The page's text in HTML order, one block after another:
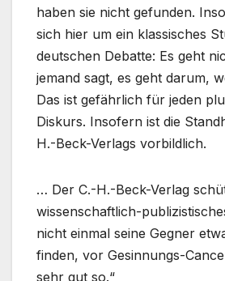
haben sie nicht gefunden.
sich hier um ein klassisches
deutschen Debatte: Es geht
jemand sagt, es geht darum,
Das ist gefährlich für jeden
Diskurs. Insofern ist die
H.-Beck-Verlags vorbildlich.
… Der C.-H.-Beck-Verlag
wissenschaftlich-
nicht einmal seine Gegner
finden, vor Gesinnungs-
sehr gut so.“